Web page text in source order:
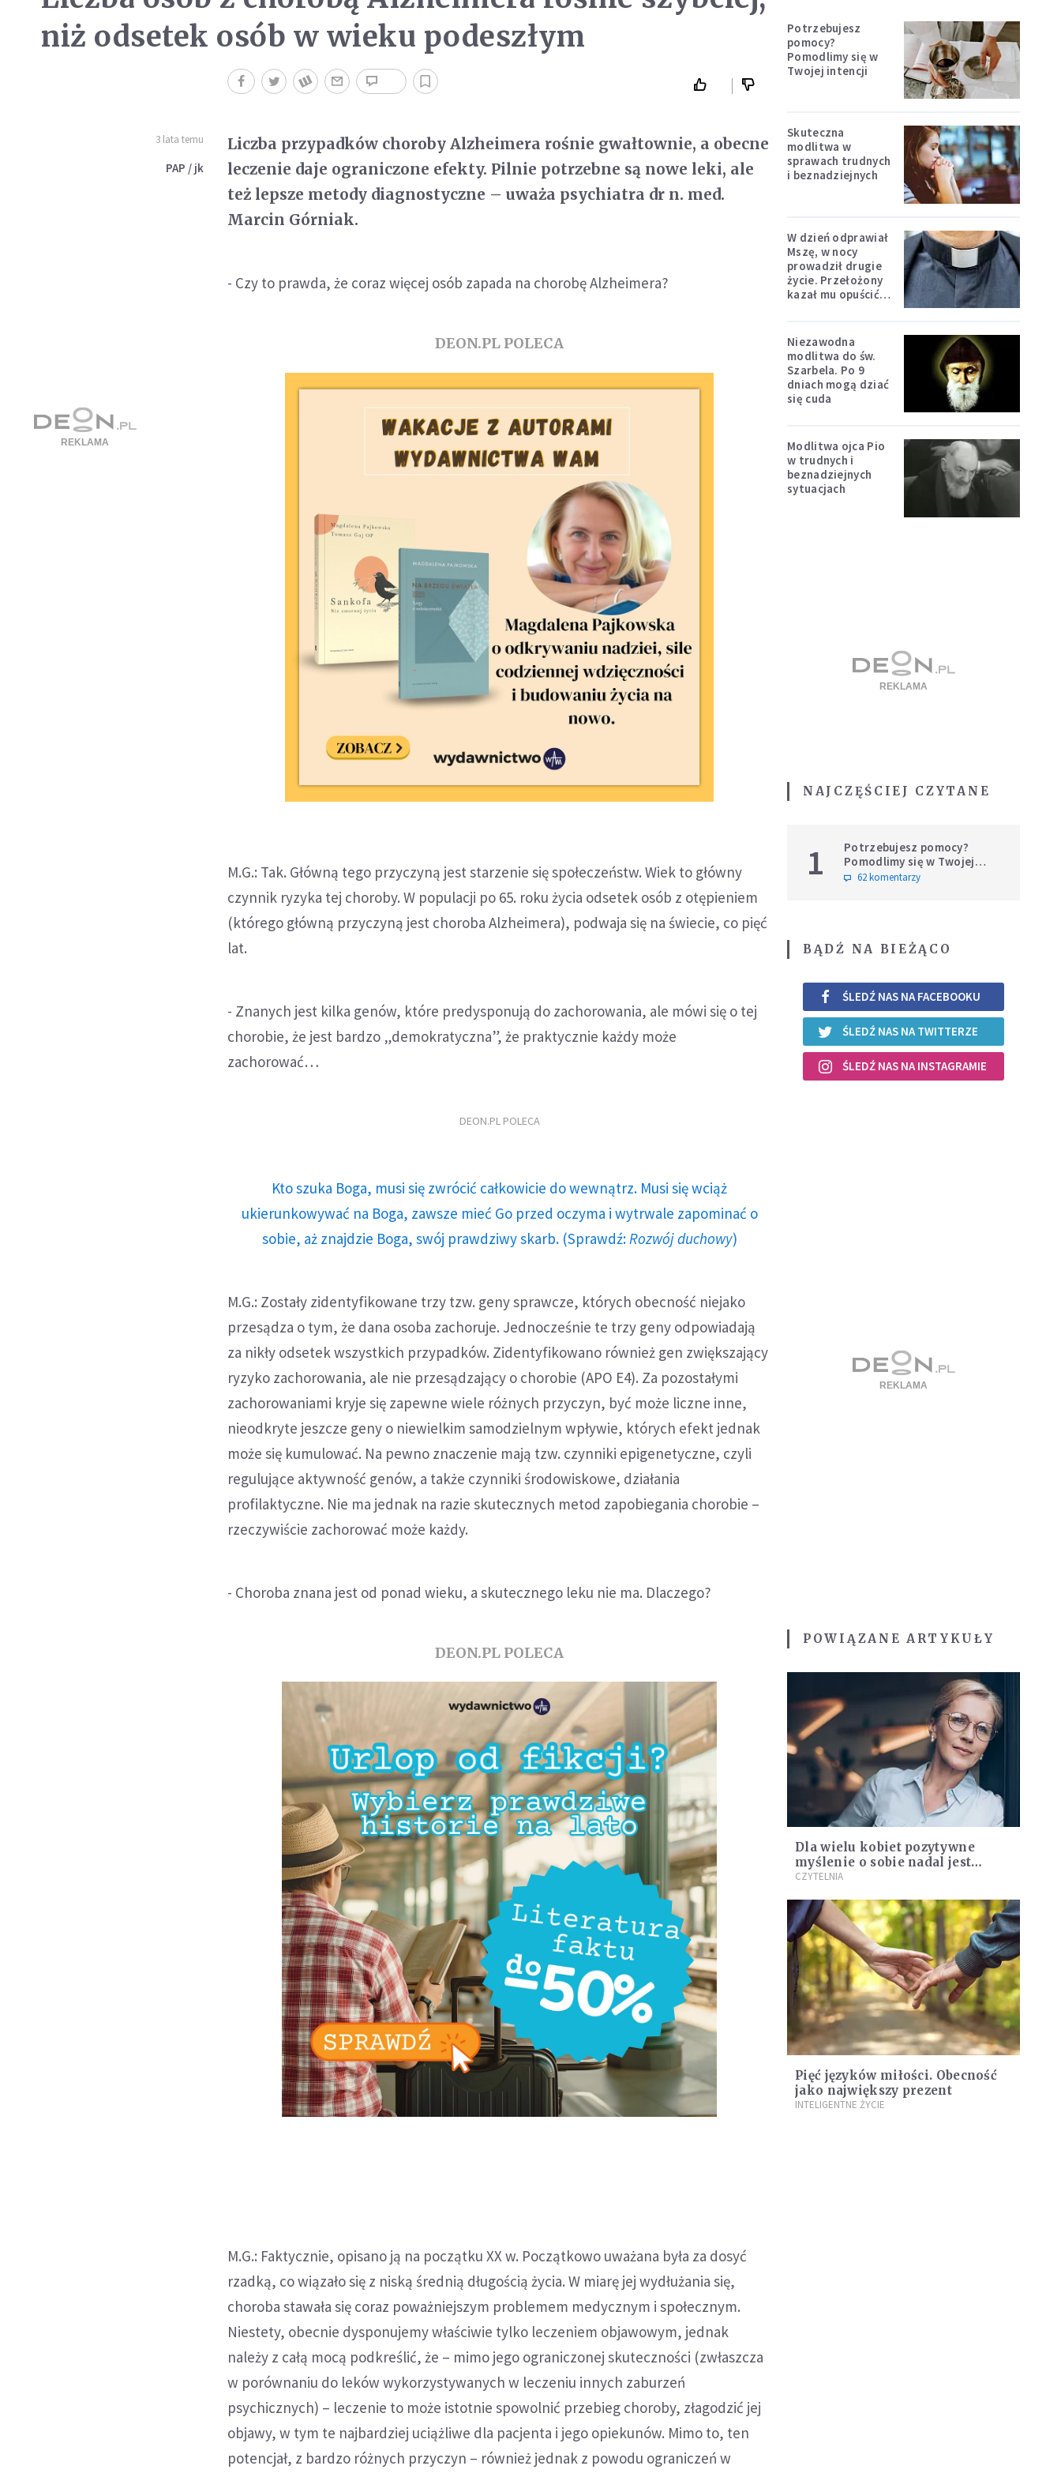
niż odsetek osób w wieku podeszłym
3 lata temu
PAP / jk
Liczba przypadków choroby Alzheimera rośnie gwałtownie, a obecne
leczenie daje ograniczone efekty. Pilnie potrzebne są nowe leki, ale
też lepsze metody diagnostyczne – uważa psychiatra dr n. med.
Marcin Górniak.
- Czy to prawda, że coraz więcej osób zapada na chorobę Alzheimera?
DEON.PL POLECA
M.G.: Tak. Główną tego przyczyną jest starzenie się społeczeństw. Wiek to główny
czynnik ryzyka tej choroby. W populacji po 65. roku życia odsetek osób z otępieniem
(którego główną przyczyną jest choroba Alzheimera), podwaja się na świecie, co pięć
lat.
- Znanych jest kilka genów, które predysponują do zachorowania, ale mówi się o tej
chorobie, że jest bardzo „demokratyczna”, że praktycznie każdy może
zachorować…
DEON.PL POLECA
Kto szuka Boga, musi się zwrócić całkowicie do wewnątrz. Musi się wciąż
ukierunkowywać na Boga, zawsze mieć Go przed oczyma i wytrwale zapominać o
sobie, aż znajdzie Boga, swój prawdziwy skarb. (Sprawdź:Rozwój duchowy)
M.G.: Zostały zidentyfikowane trzy tzw. geny sprawcze, których obecność niejako
przesądza o tym, że dana osoba zachoruje. Jednocześnie te trzy geny odpowiadają
za nikły odsetek wszystkich przypadków. Zidentyfikowano również gen zwiększający
ryzyko zachorowania, ale nie przesądzający o chorobie (APO E4). Za pozostałymi
zachorowaniami kryje się zapewne wiele różnych przyczyn, być może liczne inne,
nieodkryte jeszcze geny o niewielkim samodzielnym wpływie, których efekt jednak
może się kumulować. Na pewno znaczenie mają tzw. czynniki epigenetyczne, czyli
regulujące aktywność genów, a także czynniki środowiskowe, działania
profilaktyczne. Nie ma jednak na razie skutecznych metod zapobiegania chorobie –
rzeczywiście zachorować może każdy.
- Choroba znana jest od ponad wieku, a skutecznego leku nie ma. Dlaczego?
DEON.PL POLECA
M.G.: Faktycznie, opisano ją na początku XX w. Początkowo uważana była za dosyć
rzadką, co wiązało się z niską średnią długością życia. W miarę jej wydłużania się,
choroba stawała się coraz poważniejszym problemem medycznym i społecznym.
Niestety, obecnie dysponujemy właściwie tylko leczeniem objawowym, jednak
należy z całą mocą podkreślić, że – mimo jego ograniczonej skuteczności (zwłaszcza
w porównaniu do leków wykorzystywanych w leczeniu innych zaburzeń
psychicznych) – leczenie to może istotnie spowolnić przebieg choroby, złagodzić jej
objawy, w tym te najbardziej uciążliwe dla pacjenta i jego opiekunów. Mimo to, ten
potencjał, z bardzo różnych przyczyn – również jednak z powodu ograniczeń w
Potrzebujesz
pomocy?
Pomodlimy się w
Twojej intencji
Skuteczna
modlitwa w
sprawach trudnych
i beznadziejnych
W dzień odprawiał
Mszę, w nocy
prowadził drugie
życie. Przełożony
kazał mu opuścić
Niezawodna
modlitwa do św.
Szarbela. Po 9
dniach mogą dziać
się cuda
Modlitwa ojca Pio
w trudnych i
beznadziejnych
sytuacjach
NAJCZĘŚCIEJ CZYTANE
1
Potrzebujesz pomocy?
Pomodlimy się w Twojej
intencji
62 komentarzy
BĄDŹ NA BIEŻĄCO
ŚLEDŹ NAS NA FACEBOOKU
ŚLEDŹ NAS NA TWITTERZE
ŚLEDŹ NAS NA INSTAGRAMIE
POWIĄZANE ARTYKUŁY
Dla wielu kobiet pozytywne
myślenie o sobie nadal jest
"niekatolickie" i trudne
CZYTELNIA
Pięć języków miłości. Obecność
jako największy prezent
INTELIGENTNE ŻYCIE